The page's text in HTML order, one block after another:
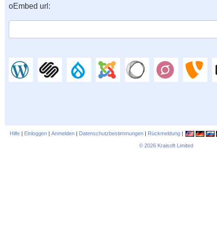
oEmbed url:
Hilfe | Einloggen | Anmelden | Datenschutzbestimmungen | Rückmeldung |
© 2026 Kraisoft Limited